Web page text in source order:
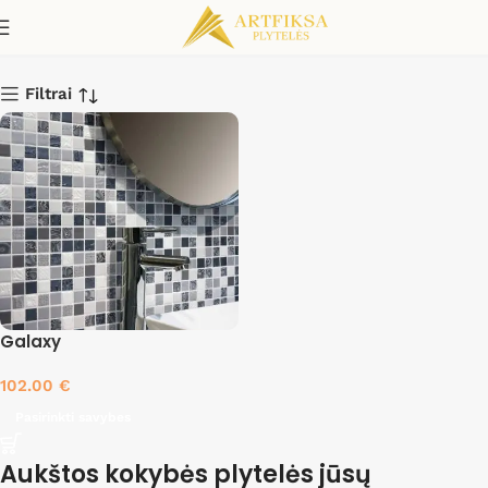
Thor
Filtrai
Galaxy
102.00 €
Aukštos kokybės plytelės jūsų